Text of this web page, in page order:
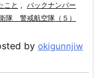
こと , バックナンバー
隊 警戒航空隊（５）
by okigunnjiw